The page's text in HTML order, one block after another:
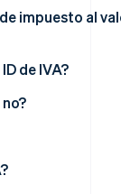
impuesto al
fiscal e
de IVA?
pasivo?